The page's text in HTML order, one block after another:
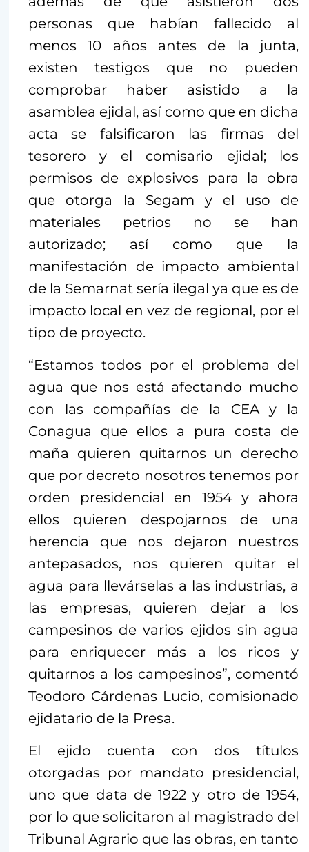
personas que habían fallecido al
menos 10 años antes de la junta,
existen testigos que no pueden
comprobar haber asistido a la
asamblea ejidal, así como que en dicha
acta se falsificaron las firmas del
tesorero y el comisario ejidal; los
permisos de explosivos para la obra
que otorga la Segam y el uso de
materiales petrios no se han
autorizado; así como que la
manifestación de impacto ambiental
de la Semarnat sería ilegal ya que es de
impacto local en vez de regional, por el
tipo de proyecto.
“Estamos todos por el problema del
agua que nos está afectando mucho
con las compañías de la CEA y la
Conagua que ellos a pura costa de
maña quieren quitarnos un derecho
que por decreto nosotros tenemos por
orden presidencial en 1954 y ahora
ellos quieren despojarnos de una
herencia que nos dejaron nuestros
antepasados, nos quieren quitar el
agua para llevárselas a las industrias, a
las empresas, quieren dejar a los
campesinos de varios ejidos sin agua
para enriquecer más a los ricos y
quitarnos a los campesinos”, comentó
Teodoro Cárdenas Lucio, comisionado
ejidatario de la Presa.
El ejido cuenta con dos títulos
otorgadas por mandato presidencial,
uno que data de 1922 y otro de 1954,
por lo que solicitaron al magistrado del
Tribunal Agrario que las obras, en tanto